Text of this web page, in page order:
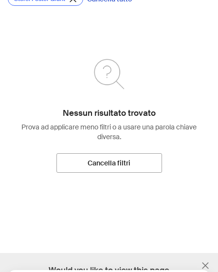
Nessun risultato trovato
Prova ad applicare meno filtri o a usare una parola chiave
diversa.
Cancella filtri